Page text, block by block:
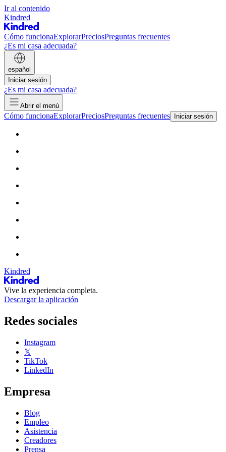
Ir al contenido
Kindred
Cómo funcionaExplorarPreciosPreguntas frecuentes
¿Es mi casa adecuada?
español
Iniciar sesión
¿Es mi casa adecuada?
Abrir el menú
Cómo funcionaExplorarPreciosPreguntas frecuentes Iniciar sesión
Kindred
Vive la experiencia completa.
Descargar la aplicación
Redes sociales
Instagram
𝕏
TikTok
LinkedIn
Empresa
Blog
Empleo
Asistencia
Creadores
Prensa